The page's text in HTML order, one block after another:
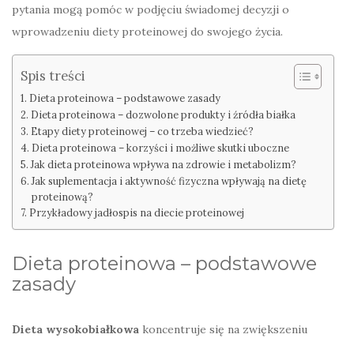
pytania mogą pomóc w podjęciu świadomej decyzji o
wprowadzeniu diety proteinowej do swojego życia.
Spis treści
Dieta proteinowa – podstawowe zasady
Dieta proteinowa – dozwolone produkty i źródła białka
Etapy diety proteinowej – co trzeba wiedzieć?
Dieta proteinowa – korzyści i możliwe skutki uboczne
Jak dieta proteinowa wpływa na zdrowie i metabolizm?
Jak suplementacja i aktywność fizyczna wpływają na dietę
proteinową?
Przykładowy jadłospis na diecie proteinowej
Dieta proteinowa – podstawowe
zasady
Dieta wysokobiałkowa koncentruje się na zwiększeniu